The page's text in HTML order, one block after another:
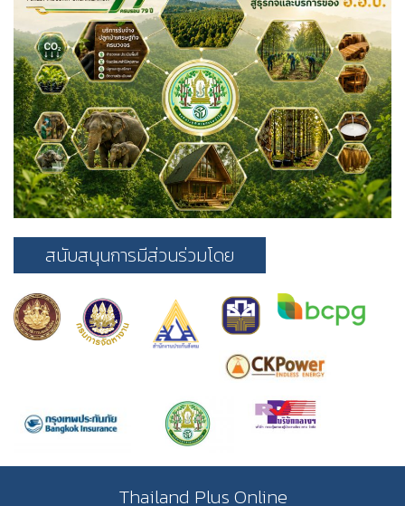
สนับสนุนการมีส่วนร่วมโดย
Thailand Plus Online